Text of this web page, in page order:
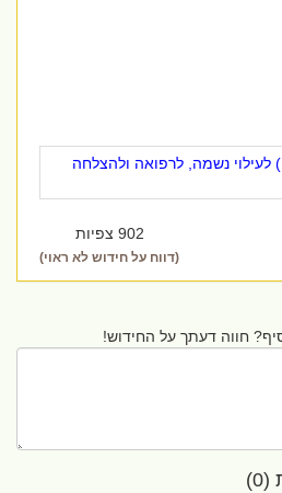
נשמה, לרפואה ולהצלחה
902 צפיות
(דווח על חידוש לא ראוי)
חווה דעתך על החידוש!